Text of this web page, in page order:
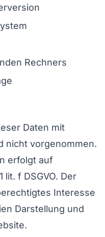
Rechners
Daten mit
nicht vorgenommen.
erfolgt auf
lit. f DSGVO. Der
Interesse
Darstellung und